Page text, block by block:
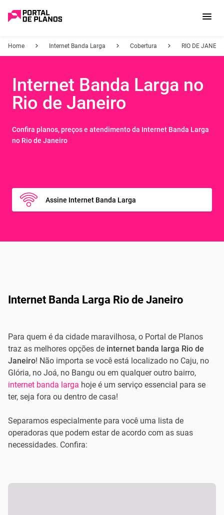
Home Internet Banda Larga Cobertura RIO DE
Internet Banda Larga no
Rio de Janeiro
Confira planos, preços e atendimento da Internet Banda Larga
no Rio de Janeiro
Assine Internet Banda Larga
Internet Banda Larga Rio de Janeiro
Para quem é da cidade maravilhosa, o Portal de Planos
traz as melhores opções de internet banda larga Rio de
Janeiro! Não importa se você está localizado no Caju, no
Glória, no Joá, no Bangu ou em qualquer outro bairro,
internet banda larga hoje é um serviço essencial para se
ter, seja fora ou dentro de casa!
Separamos especialmente para você uma lista de
operadoras que podem estar de acordo com as suas
necessidades. Confira: